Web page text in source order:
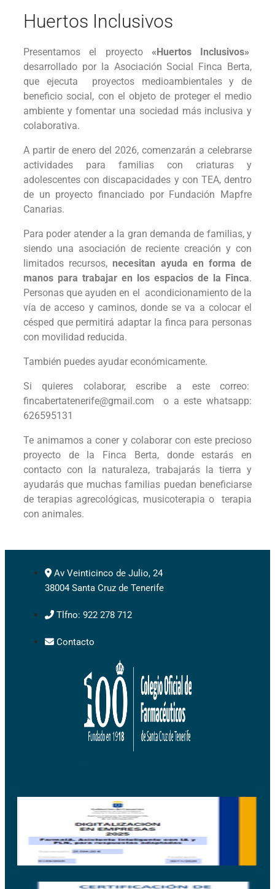
Huertos Inclusivos
Presentamos el proyecto«Huertos Inclusivos»
desarrollado por la Asociación Social Finca Berta,
que ejecuta proyectos medioambientales y de
beneficio social, con el objeto de proteger el medio
ambiente y fomentar una sociedad más inclusiva y
colaborativa.
A partir de enero del 2026, comenzarán a celebrarse
actividades para familias con criaturas y
adolescentes con discapacidades y con TEA, dentro
de un proyecto financiado por Fundación Mapfre
Canarias.
Para poder atender a la gran demanda de familias, y
siendo una asociación de reciente creación y con
limitados recursos, necesitan ayuda en forma de
manos para trabajar en los espacios de la Finca.
Personas que ayuden en el acondicionamiento de la
vía de acceso y caminos, donde se va a colocar el
césped que permitirá adaptar la finca para personas
con movilidad reducida.
También puedes ayudar económicamente.
Si quieres colaborar, escribe a este correo:
fincabertatenerife@gmail.com o a este whatsapp:
626595131
Te animamos a coner y colaborar con este precioso
proyecto de la Finca Berta, donde estarás en
contacto con la naturaleza, trabajarás la tierra y
ayudarás que muchas familias puedan beneficiarse
de terapias agrecológicas, musicoterapia o terapia
con animales.
Av Veinticinco de Julio, 24
38004 Santa Cruz de Tenerife
Tlfno: 922 278 712
Contacto